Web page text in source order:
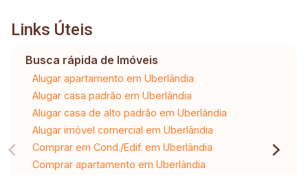
Links Úteis
Busca rápida de Imóveis
Alugar apartamento em Uberlândia
Alugar casa padrão em Uberlândia
Alugar casa de alto padrão em Uberlândia
Alugar imóvel comercial em Uberlândia
Comprar em Cond./Edif. em Uberlândia
Comprar apartamento em Uberlândia